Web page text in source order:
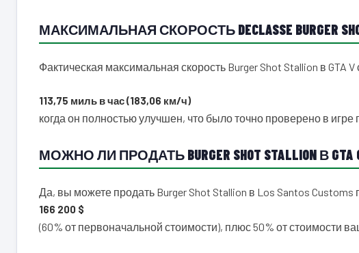
МАКСИМАЛЬНАЯ СКОРОСТЬ DECLASSE BURGER
Фактическая максимальная скорость Burger Shot Stallion в GTA V
113,75 миль в час (183,06 км/ч)
когда он полностью улучшен, что было точно проверено в игре
МОЖНО ЛИ ПРОДАТЬ BURGER SHOT STALLION В GTA
Да, вы можете продать Burger Shot Stallion в Los Santos
166 200 $
(60% от первоначальной стоимости), плюс 50% от стоимости